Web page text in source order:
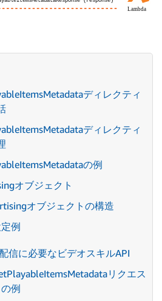
ディレクティ
ディレクティ
の例
オブジェクト
オブジェクトの構造
例
信に必要なビデオスキルAPI
リクエス
の例